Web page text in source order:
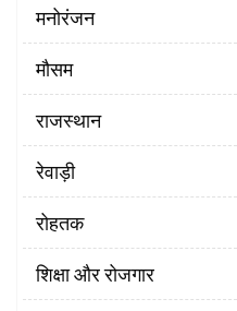
मनोरंजन
मौसम
राजस्थान
रेवाड़ी
रोहतक
शिक्षा और रोजगार